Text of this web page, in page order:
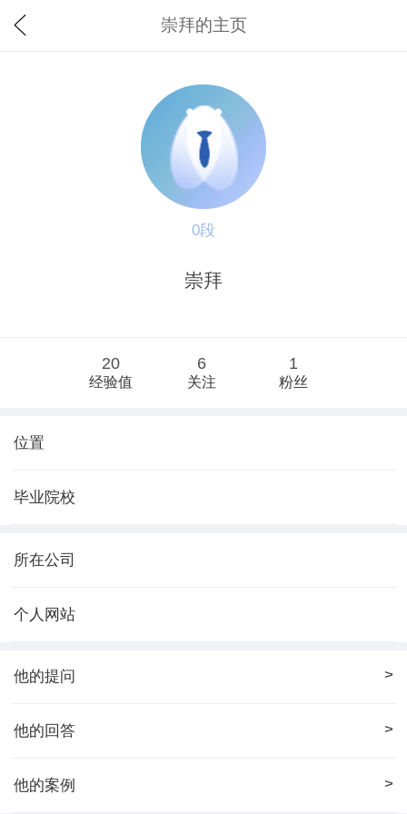
崇拜的主页
0段
崇拜
20
经验值
6
关注
1
粉丝
位置
毕业院校
所在公司
个人网站
他的提问 >
他的回答 >
他的案例 >